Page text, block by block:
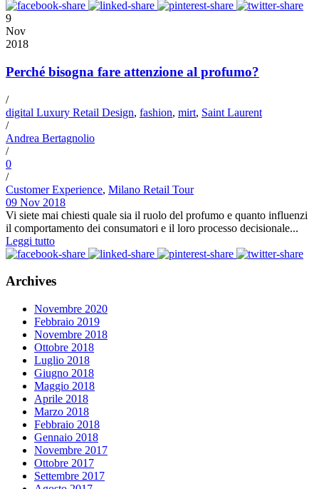
9
Nov
2018
Perché bisogna fare attenzione al profumo?
/
digital Luxury Retail Design, fashion, mirt, Saint Laurent
/
Andrea Bertagnolio
/
0
/
Customer Experience, Milano Retail Tour
09 Nov 2018
Vi siete mai chiesti quale sia il ruolo del profumo e quanto influenzi
il comportamento dei consumatori e il loro processo decisionale...
Leggi tutto
Archives
Novembre 2020
Febbraio 2019
Novembre 2018
Ottobre 2018
Luglio 2018
Giugno 2018
Maggio 2018
Aprile 2018
Marzo 2018
Febbraio 2018
Gennaio 2018
Novembre 2017
Ottobre 2017
Settembre 2017